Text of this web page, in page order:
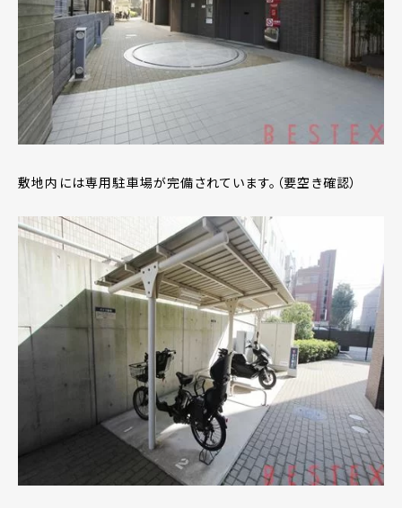
敷地内には専用駐車場が完備されています。（要空き確認）